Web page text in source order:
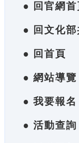
● 回官網首
● 回文化
● 回首頁
● 網站導覽
● 我要報名
● 活動查詢